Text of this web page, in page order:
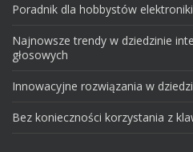
Poradnik dla hobbystów
Najnowsze trendy w dziedzinie
głosowych
Innowacyjne rozwiązania w
Bez konieczności korzystania z